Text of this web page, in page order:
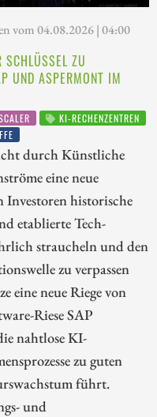
vom 04.08.2026 | 04:00
ZU
UND ASPERMONT IM
KI-RECHENZENTREN
durch Künstliche
eine neue
Investoren historische
etablierte Tech-
straucheln und den
zu verpassen
eine neue Riege von
Riese SAP
nahtlose KI-
zu guten
führt.
und